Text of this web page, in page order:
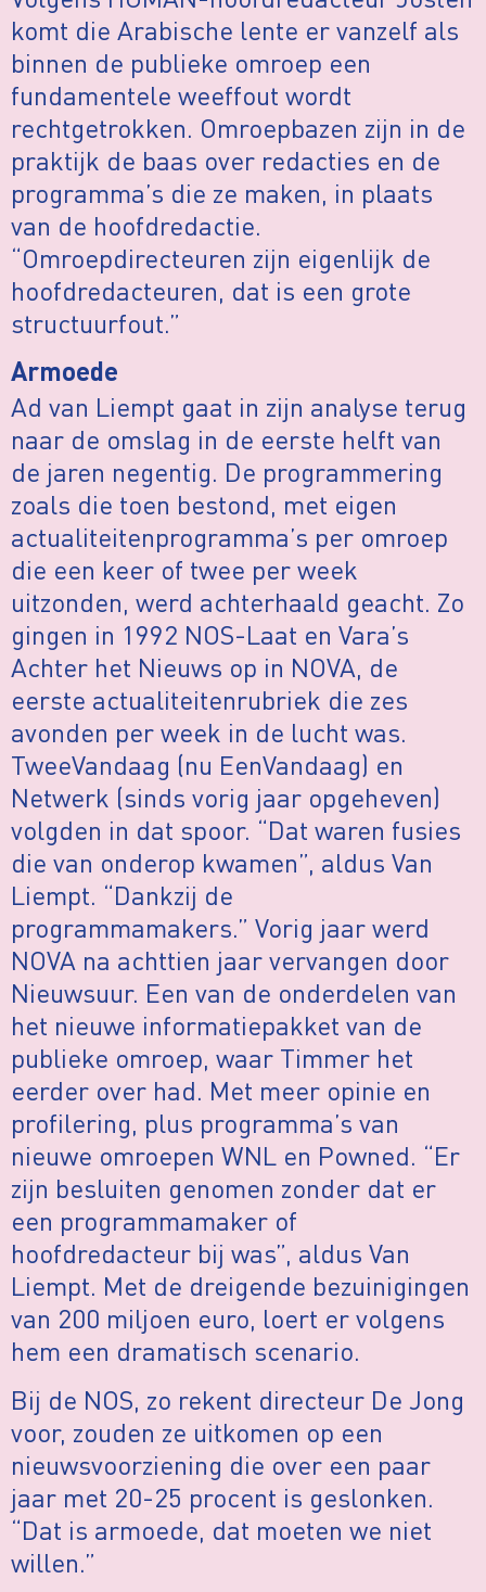
komt die Arabische lente er vanzelf als
binnen de publieke omroep een
fundamentele weeffout wordt
rechtgetrokken. Omroepbazen zijn in de
praktijk de baas over redacties en de
programma’s die ze maken, in plaats
van de hoofdredactie.
“Omroepdirecteuren zijn eigenlijk de
hoofdredacteuren, dat is een grote
structuurfout.”
Armoede
Ad van Liempt gaat in zijn analyse terug
naar de omslag in de eerste helft van
de jaren negentig. De programmering
zoals die toen bestond, met eigen
actualiteitenprogramma’s per omroep
die een keer of twee per week
uitzonden, werd achterhaald geacht. Zo
gingen in 1992 NOS-Laat en Vara’s
Achter het Nieuws op in NOVA, de
eerste actualiteitenrubriek die zes
avonden per week in de lucht was.
TweeVandaag (nu EenVandaag) en
Netwerk (sinds vorig jaar opgeheven)
volgden in dat spoor. “Dat waren fusies
die van onderop kwamen”, aldus Van
Liempt. “Dankzij de
programmamakers.” Vorig jaar werd
NOVA na achttien jaar vervangen door
Nieuwsuur. Een van de onderdelen van
het nieuwe informatiepakket van de
publieke omroep, waar Timmer het
eerder over had. Met meer opinie en
profilering, plus programma’s van
nieuwe omroepen WNL en Powned. “Er
zijn besluiten genomen zonder dat er
een programmamaker of
hoofdredacteur bij was”, aldus Van
Liempt. Met de dreigende bezuinigingen
van 200 miljoen euro, loert er volgens
hem een dramatisch scenario.
Bij de NOS, zo rekent directeur De Jong
voor, zouden ze uitkomen op een
nieuwsvoorziening die over een paar
jaar met 20-25 procent is geslonken.
“Dat is armoede, dat moeten we niet
willen.”